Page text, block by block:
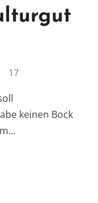
17
keinen Bock